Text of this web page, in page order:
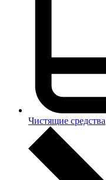
Чистящие средства